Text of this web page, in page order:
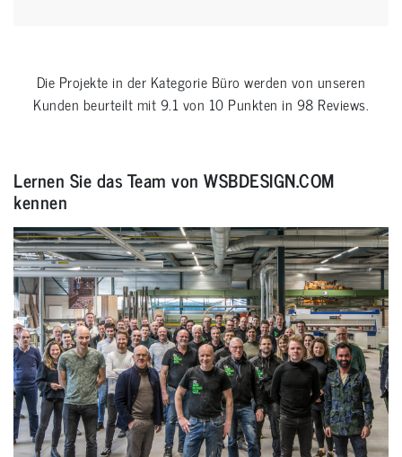
Die Projekte in der Kategorie Büro werden von unseren
Kunden beurteilt mit9.1 von 10 Punkten in 98 Reviews.
Lernen Sie das Team von WSBDESIGN.COM
kennen